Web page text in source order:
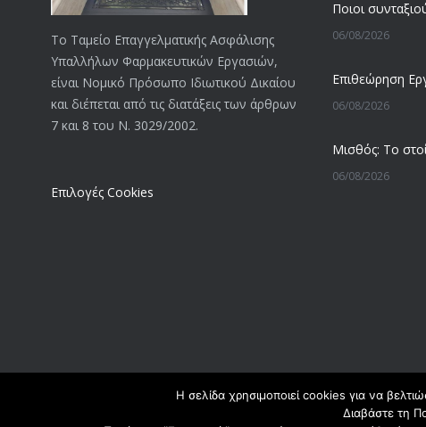
Το Ταμείο Επαγγελματικής Ασφάλισης
Υπαλλήλων Φαρμακευτικών Εργασιών,
είναι Νομικό Πρόσωπο Ιδιωτικού Δικαίου
και διέπεται από τις διατάξεις των άρθρων
7 και 8 του Ν. 3029/2002.
Επιλογές Cookies
06/08/2026
06/08/2026
06/08/2026
05/08/2026
Η σελίδα χρησιμοποιεί cookies για να
Διαβάστε τη